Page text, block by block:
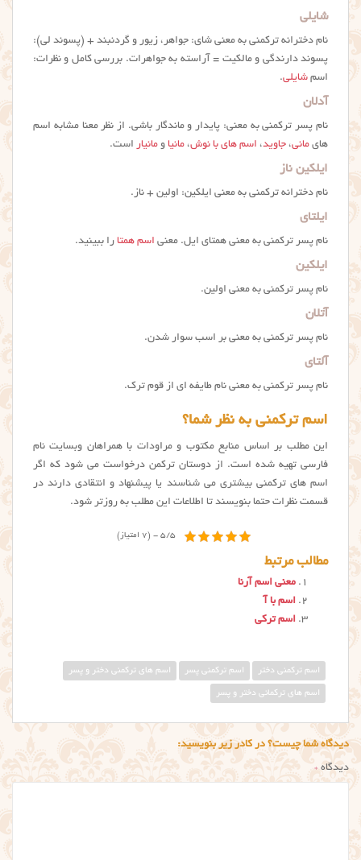
شايلي
نام دخترانه ترکمنی به معنی شای: جواهر، زیور و گردنبند + (پسوند لی):
پسوند دارندگی و مالکیت = آراسته به جواهرات. بررسی کامل و نظرات:
اسم شایلی.
آدلان
نام پسر ترکمنی به معنی: پایدار و ماندگار باشی. از نظر معنا مشابه اسم
های مانی، جاوید، اسم های با نوش، مانیا و مانیار است.
ایلکین ناز
نام دخترانه ترکمنی به معنی ایلکین: اولین + ناز.
ايلتاي
نام پسر ترکمنی به معنی همتای ایل. معنی اسم همتا را ببینید.
ايلكين
نام پسر ترکمنی به معنی اولین.
آتلان
نام پسر ترکمنی به معنی بر اسب سوار شدن.
آلتاي
نام پسر ترکمنی به معنی نام طایفه ای از قوم ترک.
اسم ترکمنی به نظر شما؟
این مطلب بر اساس منابع مکتوب و مراودات با همراهان وبسایت نام
فارسی تهیه شده است. از دوستان ترکمن درخواست می شود که اگر
اسم های ترکمنی بیشتری می شناسند یا پیشنهاد و انتقادی دارند در
قسمت نظرات حتما بنویسند تا اطلاعات این مطلب به روزتر شود.
5/5 - (7 امتیاز)
مطالب مرتبط
معنی اسم آرنا
اسم با آ
اسم ترکی
اسم ترکمنی دختر اسم ترکمنی پسر اسم های تركمني دختر و پسر
اسم های ترکمانی دختر و پسر
دیدگاه شما چیست؟ در کادر زیر بنویسید:
دیدگاه *